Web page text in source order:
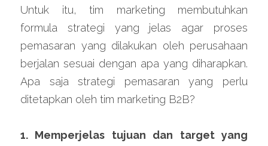
Untuk itu, tim marketing membutuhkan
formula strategi yang jelas agar proses
pemasaran yang dilakukan oleh perusahaan
berjalan sesuai dengan apa yang diharapkan.
Apa saja strategi pemasaran yang perlu
ditetapkan oleh tim marketing B2B?
1. Memperjelas tujuan dan target yang